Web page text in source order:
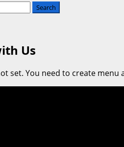
Us
set. You need to create